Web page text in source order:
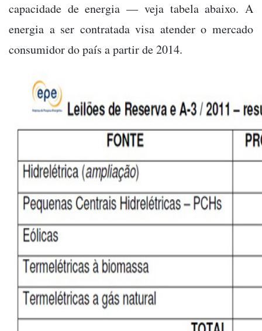
capacidade de energia — veja tabela abaixo. A
energia a ser contratada visa atender o mercado
consumidor do país a partir de 2014.